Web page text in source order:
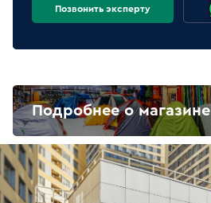
Позвонить эксперту
Подробнее о магазине